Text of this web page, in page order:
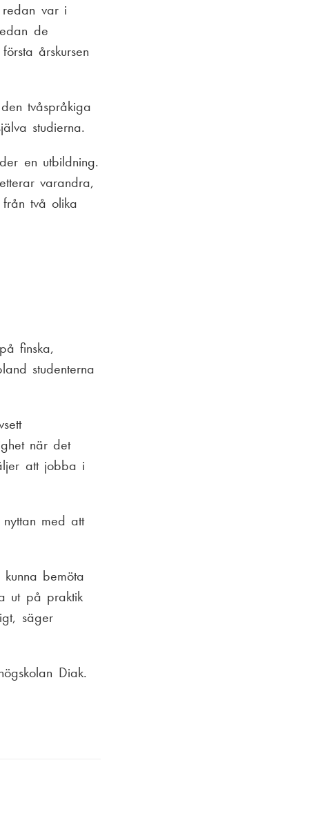
var i
de
årskursen
tvåspråkiga
studierna.
en utbildning.
varandra,
två olika
finska,
studenterna
när det
att jobba i
med att
bemöta
ut på praktik
säger
Diak.